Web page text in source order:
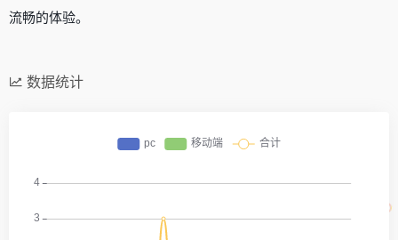
流畅的体验。
数据统计